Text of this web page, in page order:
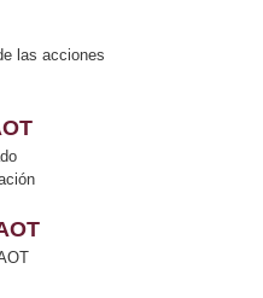
las acciones